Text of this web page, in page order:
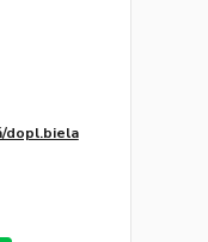
dopl.biela